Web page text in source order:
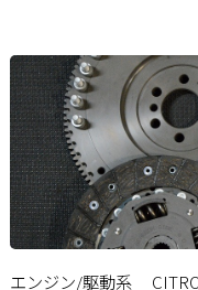
エンジン/駆動系